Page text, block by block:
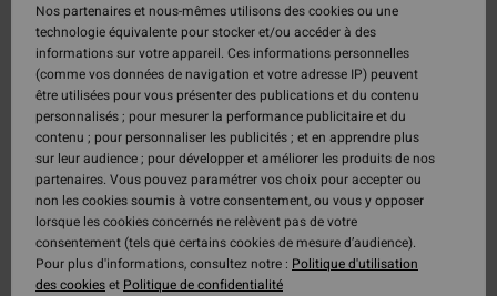
Nos partenaires et nous-mêmes utilisons des cookies ou une
technologie équivalente pour stocker et/ou accéder à des
informations sur votre appareil. Ces informations personnelles
(comme vos données de navigation et votre adresse IP) peuvent
être utilisées pour vous présenter des publications et du contenu
personnalisés ; pour mesurer la performance publicitaire et du
contenu ; pour personnaliser les publicités ; et en apprendre plus
sur leur audience ; pour développer et améliorer les produits de nos
partenaires. Vous pouvez paramétrer vos choix pour accepter ou
non les cookies soumis à votre consentement, ou vous y opposer
lorsque les cookies concernés ne relèvent pas de votre
consentement (tels que certains cookies de mesure d’audience).
Pour plus d'informations, consultez notre : Politique d'utilisation
des cookieset Politique de confidentialité